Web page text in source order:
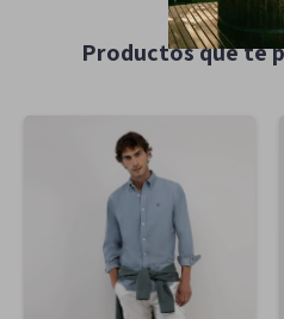
Productos que te